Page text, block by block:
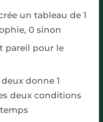
un tableau de 1
0 sinon
pareil pour le
donne 1
deux conditions